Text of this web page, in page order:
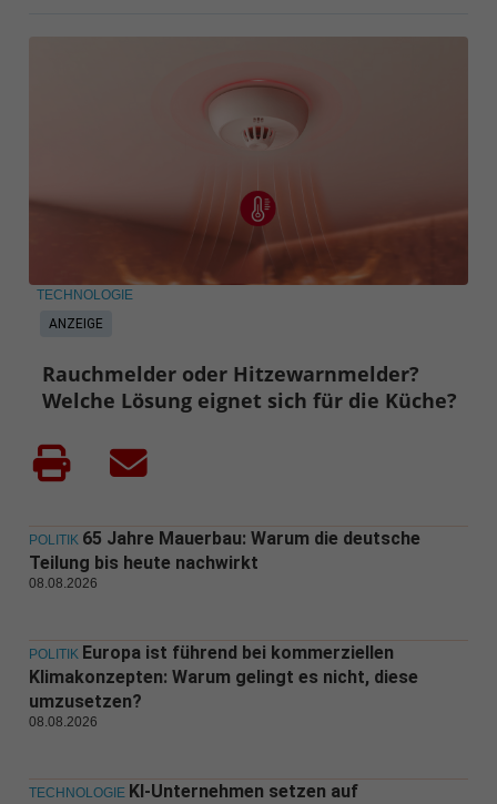
ANZEIGE
TECHNOLOGIE
Rauchmelder oder Hitzewarnmelder?
Welche Lösung eignet sich für die Küche?
POLITIK 65 Jahre Mauerbau: Warum die deutsche
Teilung bis heute nachwirkt
08.08.2026
POLITIK Europa ist führend bei kommerziellen
Klimakonzepten: Warum gelingt es nicht, diese
umzusetzen?
08.08.2026
TECHNOLOGIE KI-Unternehmen setzen auf